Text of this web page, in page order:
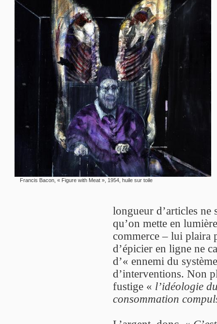
Francis Bacon, « Figure with Meat », 1954, huile sur toile
longueur d’articles ne
qu’on mette en
commerce – lui plaira
d’épicier en ligne ne
d’« ennemi du
d’interventions. Non
fustige « l’idéologie
consommation